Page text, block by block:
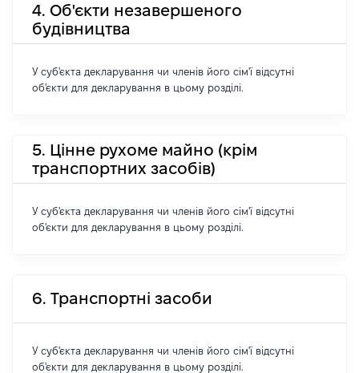
4. Об'єкти незавершеного
будівництва
У суб'єкта декларування чи членів його сім'ї відсутні
об'єкти для декларування в цьому розділі.
5. Цінне рухоме майно (крім
транспортних засобів)
У суб'єкта декларування чи членів його сім'ї відсутні
об'єкти для декларування в цьому розділі.
6. Транспортні засоби
У суб'єкта декларування чи членів його сім'ї відсутні
об'єкти для декларування в цьому розділі.